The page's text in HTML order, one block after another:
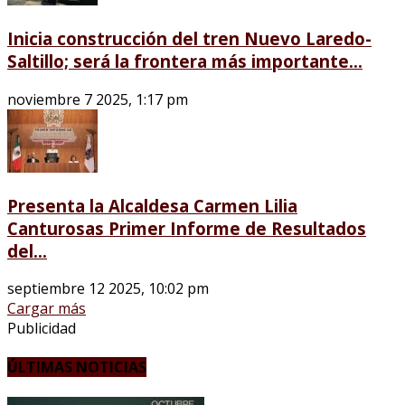
Inicia construcción del tren Nuevo Laredo-
Saltillo; será la frontera más importante...
noviembre 7 2025, 1:17 pm
Presenta la Alcaldesa Carmen Lilia
Canturosas Primer Informe de Resultados
del...
septiembre 12 2025, 10:02 pm
Cargar más
Publicidad
ÚLTIMAS NOTICIAS